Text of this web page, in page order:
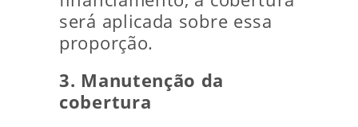
será aplicada sobre essa
proporção.
3. Manutenção da
cobertura